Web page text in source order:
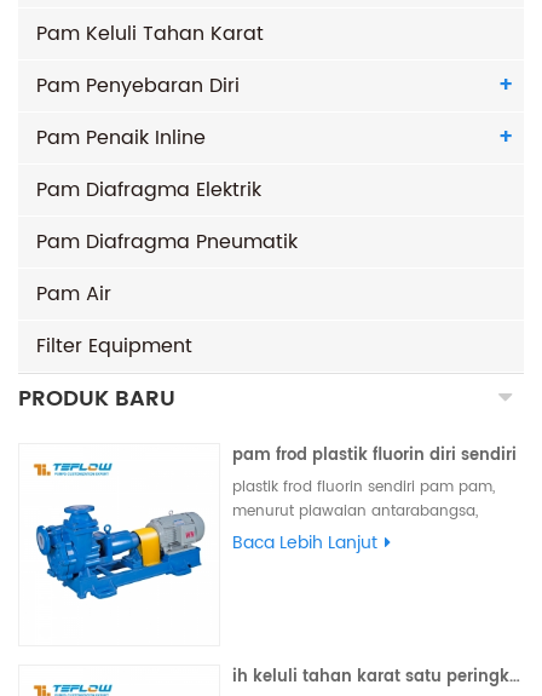
Pam Keluli Tahan Karat
Pam Penyebaran Diri
Pam Penaik Inline
Pam Diafragma Elektrik
Pam Diafragma Pneumatik
Pam Air
Filter Equipment
PRODUK BARU
pam frod plastik fluorin diri sendiri
plastik frod fluorin sendiri pam pam,
menurut piawaian antarabangsa,
bahagian-bahagian limpahan adalah
plastik fluorin, bahagian-bahagian
boleh disesuaikan.
Baca Lebih Lanjut
ih keluli tahan karat satu peringkat air laut air garam pam empar